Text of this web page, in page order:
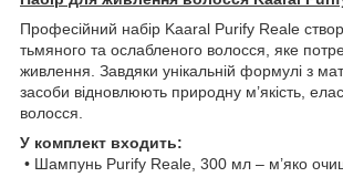
Професійний набір Kaaral Purify Reale
тьмяного та ослабленого волосся, яке
живлення. Завдяки унікальній формулі з
засоби відновлюють природну м’якість,
волосся.
У комплект входить:
• Шампунь Purify Reale, 300 мл – м’яко